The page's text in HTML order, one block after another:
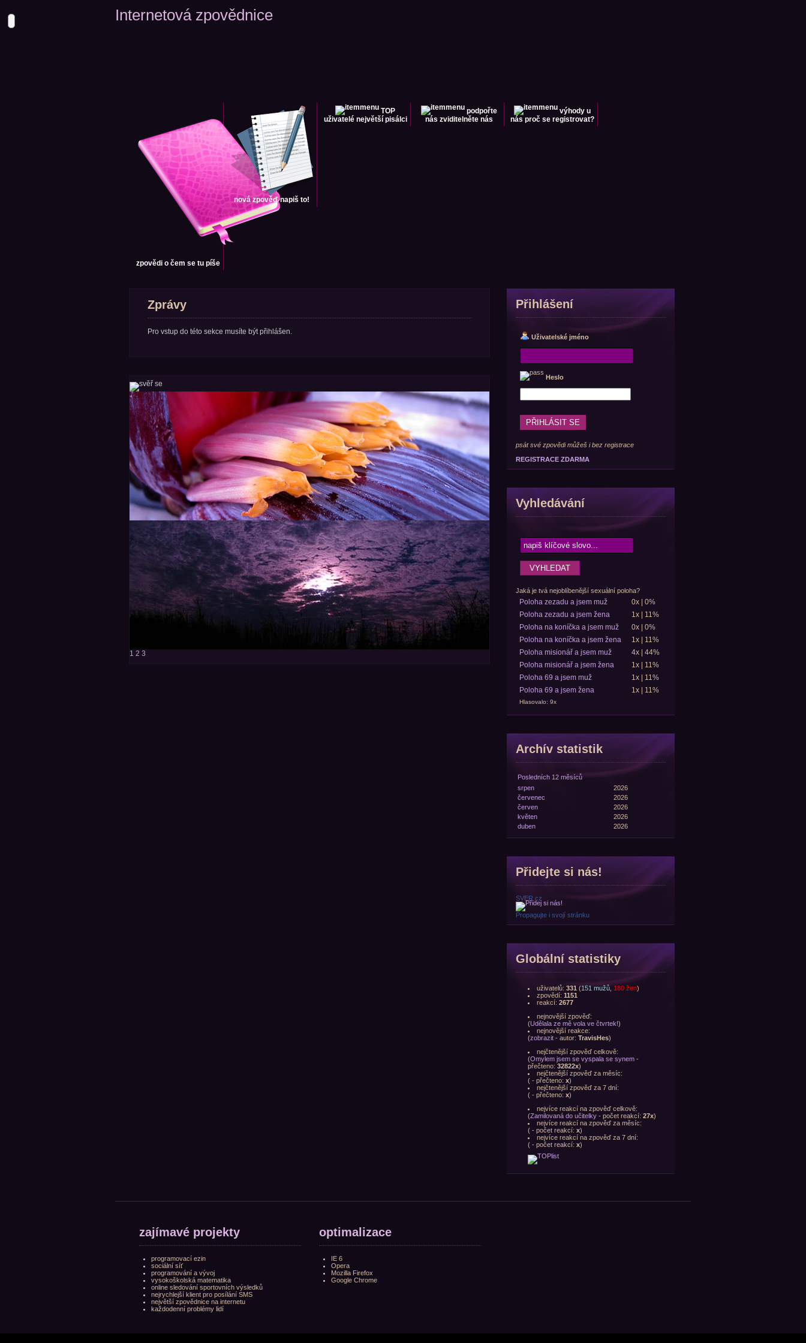
Internetová zpovědnice
zpovědi o čem se tu píše
nová zpověď napiš to!
TOP
uživatelé největší pisálci
podpořte
nás zviditelněte nás
výhody u
nás proč se registrovat?
Zprávy
Pro vstup do této sekce musíte být přihlášen.
1 2 3
Přihlášení
Uživatelské jméno
Heslo
psát své zpovědi můžeš i bez registrace
REGISTRACE ZDARMA
Vyhledávání
Jaká je tvá nejoblíbenější sexuální poloha?
Poloha zezadu a jsem muž
0x | 0%
Poloha zezadu a jsem žena
1x | 11%
Poloha na koníčka a jsem muž
0x | 0%
Poloha na koníčka a jsem žena
1x | 11%
Poloha misionář a jsem muž
4x | 44%
Poloha misionář a jsem žena
1x | 11%
Poloha 69 a jsem muž
1x | 11%
Poloha 69 a jsem žena
1x | 11%
Hlasovalo: 9x
Archív statistik
Posledních 12 měsíců
srpen
2026
červenec
2026
červen
2026
květen
2026
duben
2026
Přidejte si nás!
SVER.cz
Propagujte i svojí stránku
Globální statistiky
uživatelů: 331 (151 mužů, 180 žen)
zpovědí: 1151
reakcí: 2677
nejnovější zpověď:
(Udělala ze mě vola ve čtvrtek!)
nejnovější reakce:
(zobrazit- autor: TravisHes)
nejčtenější zpověď celkově:
(Omylem jsem se vyspala se synem-
přečteno: 32822x)
nejčtenější zpověď za měsíc:
(- přečteno: x)
nejčtenější zpověď za 7 dní:
(- přečteno: x)
nejvíce reakcí na zpověď celkově:
(Zamilovaná do učitelky- počet reakcí: 27x)
nejvíce reakcí na zpověď za měsíc:
(- počet reakcí: x)
nejvíce reakcí na zpověď za 7 dní:
(- počet reakcí: x)
zajímavé projekty
programovací ezin
sociální síť
programování a vývoj
vysokoškolská matematika
online sledování sportovních výsledků
nejrychlejší klient pro posílání SMS
největší zpovědnice na internetu
každodenní problémy lidí
optimalizace
IE 6
Opera
Mozilla Firefox
Google Chrome